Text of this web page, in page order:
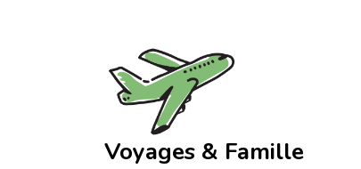
Voyages & Famille